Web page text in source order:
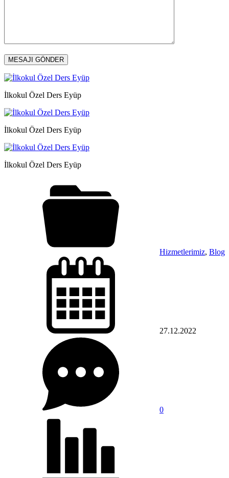
İlkokul Özel Ders Eyüp
İlkokul Özel Ders Eyüp
İlkokul Özel Ders Eyüp
Hizmetlerimiz, Blog
27.12.2022
0